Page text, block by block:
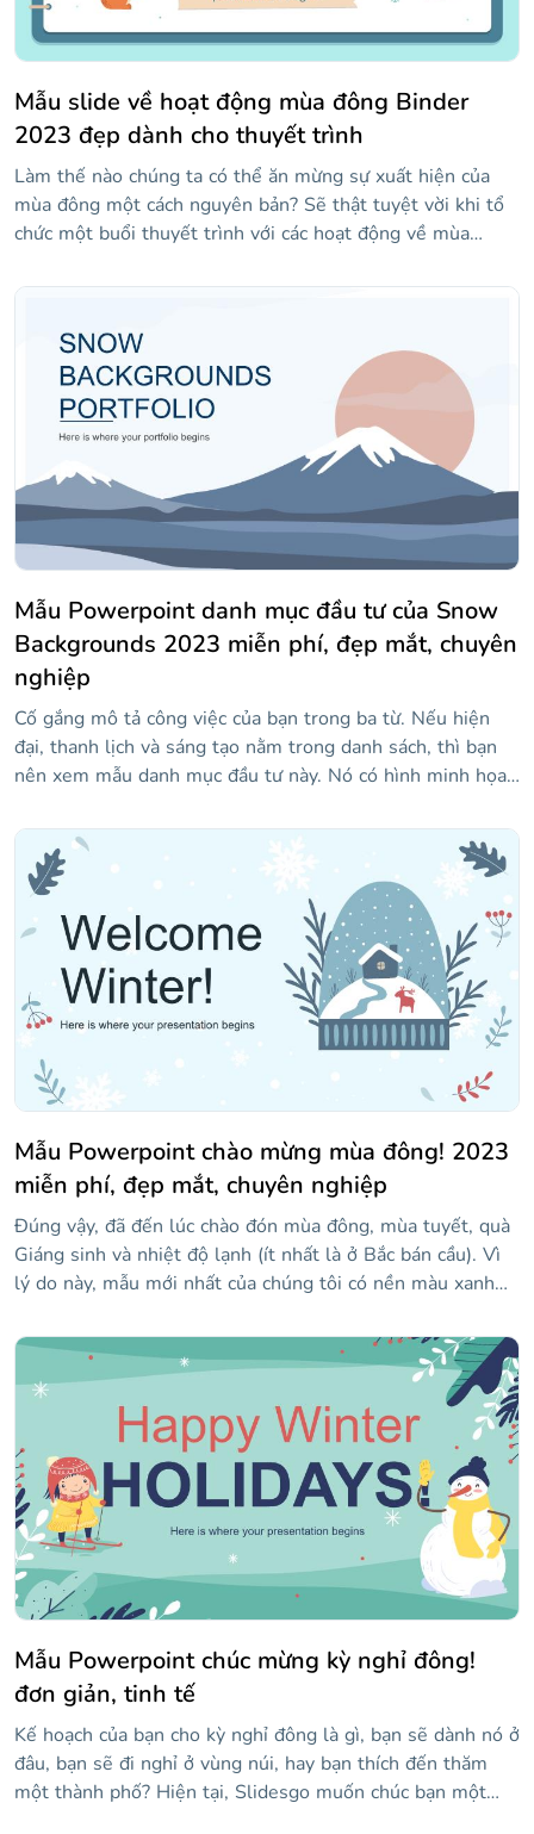
Mẫu slide về hoạt động mùa đông Binder
2023 đẹp dành cho thuyết trình
Làm thế nào chúng ta có thể ăn mừng sự xuất hiện của
mùa đông một cách nguyên bản? Sẽ thật tuyệt vời khi tổ
chức một buổi thuyết trình với các hoạt động về mùa
trong môi trường sống lạnh giá hoặc những nơi có nhiệt
sẽ tìm thấy trên các slide của mẫu này! Tải xuống để
khám phá thiết kế tuyệt vời của nó, vì nó trông giống như
một cuốn sổ tay. Thời tiết lạnh giá đang đến và cùng với
đó là những bài thuyết trình mát mẻ, vui vẻ như thế này!
Mẫu Powerpoint danh mục đầu tư của Snow
Backgrounds 2023 miễn phí, đẹp mắt, chuyên
nghiệp
Cố gắng mô tả công việc của bạn trong ba từ. Nếu hiện
đại, thanh lịch và sáng tạo nằm trong danh sách, thì bạn
nên xem mẫu danh mục đầu tư này. Nó có hình minh họa
Đây là sự kết hợp hoàn hảo khi bạn đang tìm kiếm một
thiết kế cho phép tác phẩm của bạn nổi bật. Vì tất cả các
mẫu của chúng tôi đều có thể chỉnh sửa hoàn toàn, bạn có
thể thêm công việc, kinh nghiệm và nghiên cứu của mình
tại đây và gây ấn tượng với mọi khách hàng bằng danh
mục đầu tư duy nhất của bạn. Nếu bạn cảm thấy sáng tạo,
bạn thậm chí có thể sử dụng các tài nguyên infographic
mà chúng tôi đưa vào!
Mẫu Powerpoint chào mừng mùa đông! 2023
miễn phí, đẹp mắt, chuyên nghiệp
Đúng vậy, đã đến lúc chào đón mùa đông, mùa tuyết, quà
Giáng sinh và nhiệt độ lạnh (ít nhất là ở Bắc bán cầu). Vì
lý do này, mẫu mới nhất của chúng tôi có nền màu xanh
đặt tên cho một vài yếu tố. Thêm nội dung bài phát biểu
của bạn sẽ tùy thuộc vào bạn!
Mẫu Powerpoint chúc mừng kỳ nghỉ đông!
đơn giản, tinh tế
Kế hoạch của bạn cho kỳ nghỉ đông là gì, bạn sẽ dành nó ở
đâu, bạn sẽ đi nghỉ ở vùng núi, hay bạn thích đến thăm
một thành phố? Hiện tại, Slidesgo muốn chúc bạn một